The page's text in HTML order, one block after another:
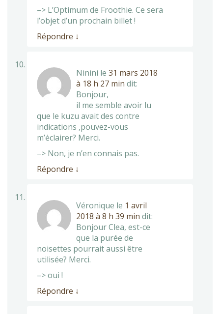
–> L’Optimum de Froothie. Ce sera
l’objet d’un prochain billet !
Répondre ↓
Ninini le 31 mars 2018
à 18 h 27 min dit:
Bonjour,
il me semble avoir lu
que le kuzu avait des contre
indications ,pouvez-vous
m’ėclairer? Merci.
–> Non, je n’en connais pas.
Répondre ↓
Véronique le 1 avril
2018 à 8 h 39 min dit:
Bonjour Clea, est-ce
que la purée de
noisettes pourrait aussi être
utilisée? Merci.
–> oui !
Répondre ↓